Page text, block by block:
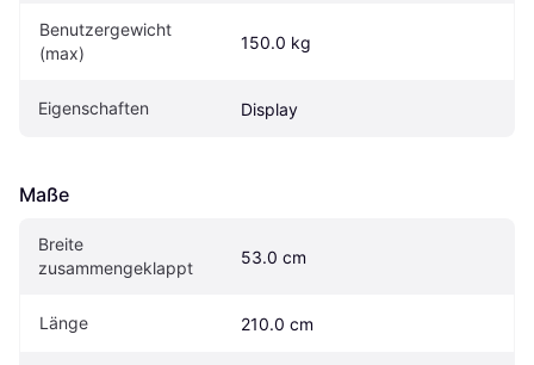
Benutzergewicht
(max)
150.0 kg
Eigen­schaften Display
Maße
Breite
zusammengeklappt
53.0 cm
Länge 210.0 cm